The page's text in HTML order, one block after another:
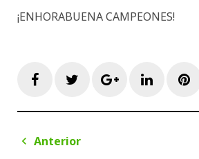
¡ENHORABUENA CAMPEONES!
FacebookTwitterGoogle+
Navegación
Anterior